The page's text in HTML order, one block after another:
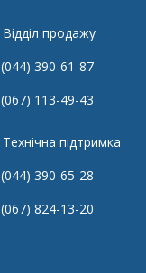
Відділ продажу
(044) 390-61-87
(067) 113-49-43
Технічна підтримка
(044) 390-65-28
(067) 824-13-20